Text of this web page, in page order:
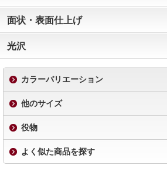
面状・表面仕上げ
光沢
カラーバリエーション
他のサイズ
役物
よく似た商品を探す